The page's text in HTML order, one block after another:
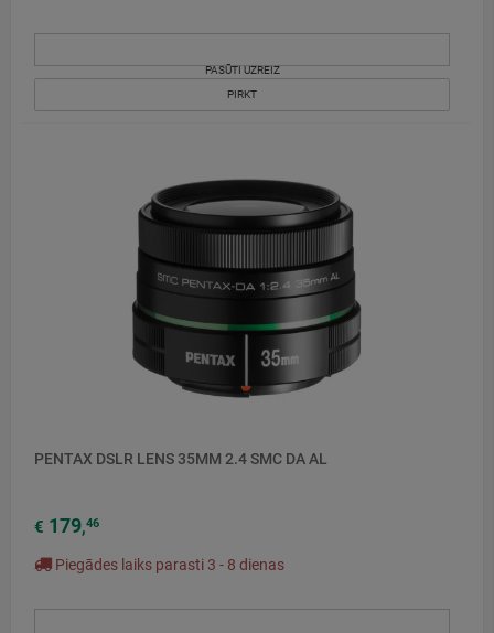
PASŪTI UZREIZ
PIRKT
PENTAX DSLR LENS 35MM 2.4 SMC DA AL
€ 179,46
Piegādes laiks parasti 3 - 8 dienas